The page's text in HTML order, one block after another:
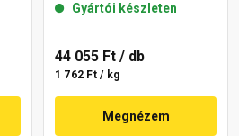
Gyártói készleten
44 055 Ft / db
1 762 Ft / kg
Megnézem